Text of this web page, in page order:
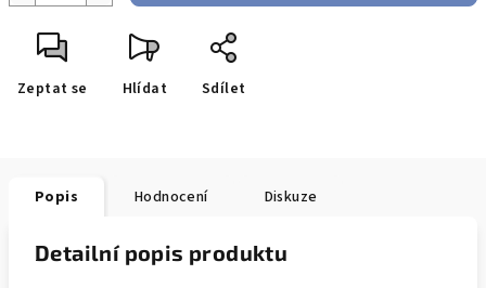
Zeptat se Hlídat Sdílet
Popis Hodnocení Diskuze
Detailní popis produktu